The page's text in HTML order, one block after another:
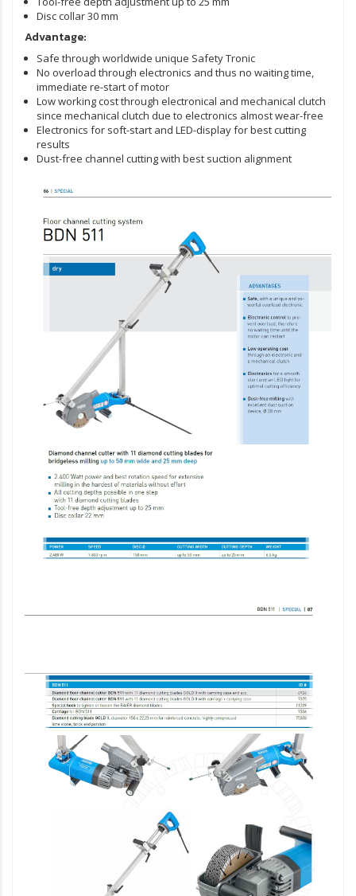
Disc collar 30 mm
Advantage:
Safe through worldwide unique Safety Tronic
No overload through electronics and thus no waiting time,
immediate re-start of motor
Low working cost through electronical and mechanical clutch
since mechanical clutch due to electronics almost wear-free
Electronics for soft-start and LED-display for best cutting
results
Dust-free channel cutting with best suction alignment